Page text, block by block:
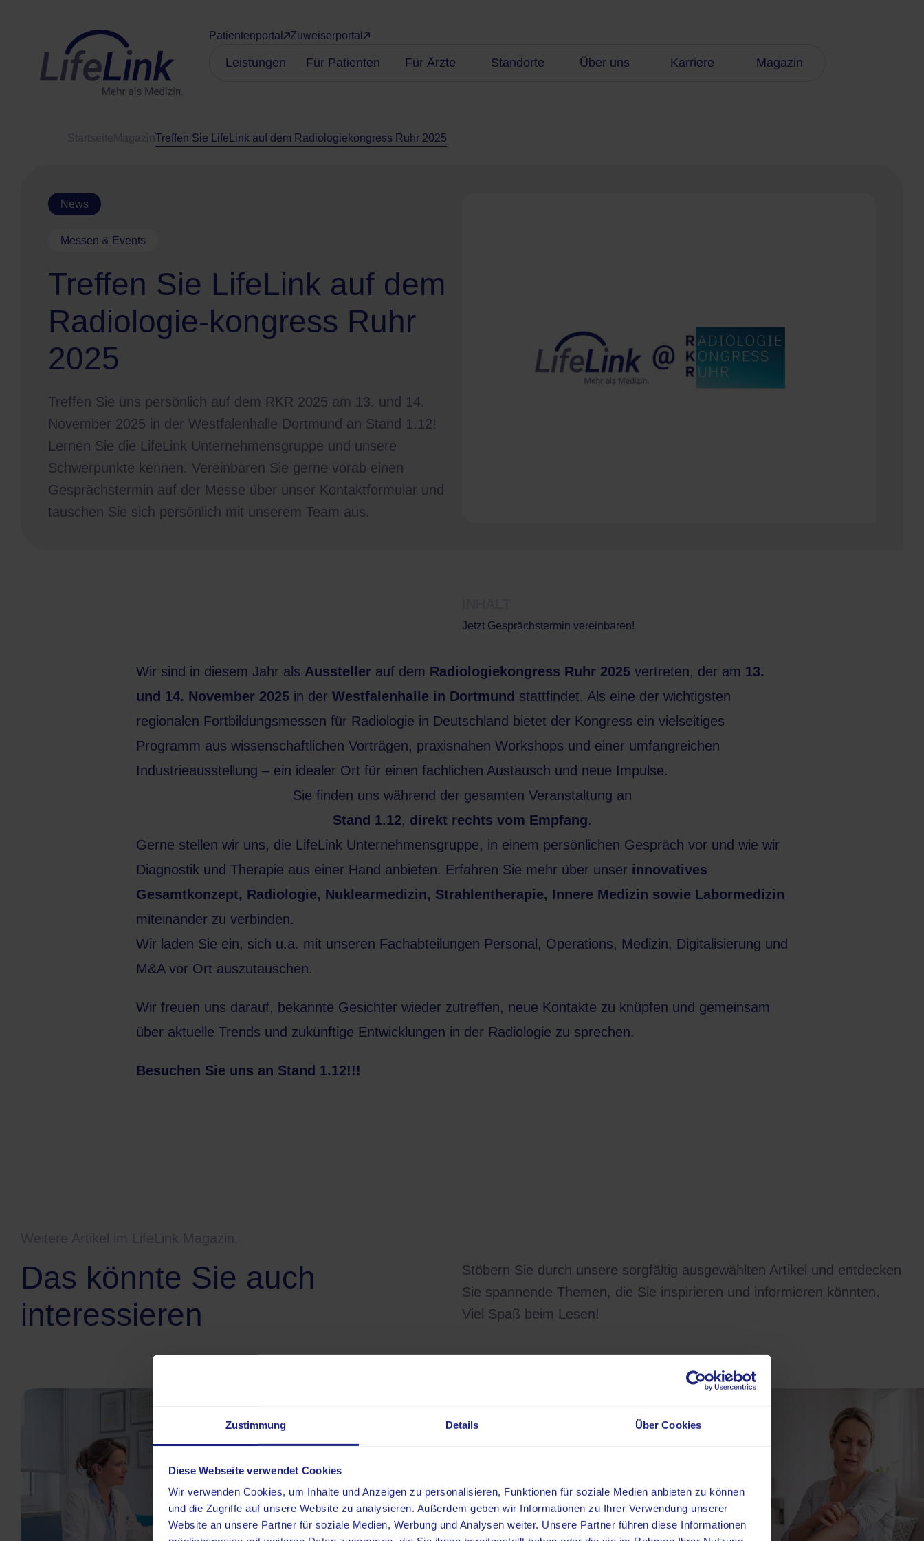
Zustimmung Details Über Cookies
Diese Webseite verwendet Cookies
Wir verwenden Cookies, um Inhalte und Anzeigen zu personalisieren, Funktionen für soziale Medien anbieten zu können
und die Zugriffe auf unsere Website zu analysieren. Außerdem geben wir Informationen zu Ihrer Verwendung unserer
Website an unsere Partner für soziale Medien, Werbung und Analysen weiter. Unsere Partner führen diese Informationen
Patientenportal Zuweiserportal
Leistungen Für Patienten Für Ärzte Standorte Über uns Karriere Magazin
Treffen Sie LifeLink auf dem Radiologiekongress Ruhr 2025
News
Messen & Events
Treffen Sie LifeLink auf dem
Radiologie-kongress Ruhr
2025
Treffen Sie uns persönlich auf dem RKR 2025 am 13. und 14.
November 2025 in der Westfalenhalle Dortmund an Stand 1.12!
Lernen Sie die LifeLink Unternehmensgruppe und unsere
Schwerpunkte kennen. Vereinbaren Sie gerne vorab einen
Gesprächstermin auf der Messe über unser Kontaktformular und
tauschen Sie sich persönlich mit unserem Team aus.
Jetzt Gesprächstermin vereinbaren!
Wir sind in diesem Jahr als Ausstellerauf dem Radiologiekongress Ruhr 2025vertreten, der am 13.
und 14. November 2025in der Westfalenhalle in Dortmund stattfindet. Als eine der wichtigsten
regionalen Fortbildungsmessen für Radiologie in Deutschland bietet der Kongress ein vielseitiges
Programm aus wissenschaftlichen Vorträgen, praxisnahen Workshops und einer umfangreichen
Industrieausstellung – ein idealer Ort für einen fachlichen Austausch und neue Impulse.
Sie finden uns während der gesamten Veranstaltung an
Stand 1.12, direkt rechts vom Empfang.
Gerne stellen wir uns, die LifeLink Unternehmensgruppe, in einem persönlichen Gespräch vor und wie wir
Diagnostik und Therapie aus einer Hand anbieten. Erfahren Sie mehr über unser innovatives
Gesamtkonzept, Radiologie, Nuklearmedizin, Strahlentherapie, Innere Medizin sowie Labormedizin
miteinander zu verbinden.
Wir laden Sie ein, sich u.a. mit unseren Fachabteilungen Personal, Operations, Medizin, Digitalisierung und
M&A vor Ort auszutauschen.
Wir freuen uns darauf, bekannte Gesichter wieder zutreffen, neue Kontakte zu knüpfen und gemeinsam
über aktuelle Trends und zukünftige Entwicklungen in der Radiologie zu sprechen.
Besuchen Sie uns an Stand 1.12!!!
Das könnte Sie auch
interessieren
Stöbern Sie durch unsere sorgfältig ausgewählten Artikel und entdecken
Sie spannende Themen, die Sie inspirieren und informieren könnten.
Viel Spaß beim Lesen!